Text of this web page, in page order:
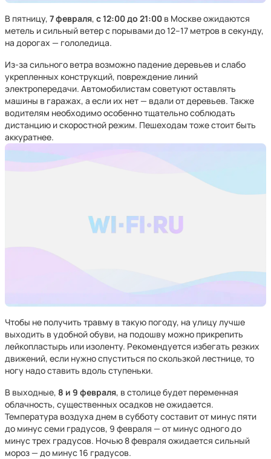
В пятницу, 7 февраля, с 12:00 до 21:00 в Москве ожидаются
метель и сильный ветер с порывами до 12–17 метров в секунду,
на дорогах — гололедица.
Из-за сильного ветра возможно падение деревьев и слабо
укрепленных конструкций, повреждение линий
электропередачи. Автомобилистам советуют оставлять
машины в гаражах, а если их нет — вдали от деревьев. Также
водителям необходимо особенно тщательно соблюдать
дистанцию и скоростной режим. Пешеходам тоже стоит быть
аккуратнее.
Чтобы не получить травму в такую погоду, на улицу лучше
выходить в удобной обуви, на подошву можно прикрепить
лейкопластырь или изоленту. Рекомендуется избегать резких
движений, если нужно спуститься по скользкой лестнице, то
ногу надо ставить вдоль ступеньки.
В выходные, 8 и 9 февраля, в столице будет переменная
облачность, существенных осадков не ожидается.
Температура воздуха днем в субботу составит от минус пяти
до минус семи градусов, 9 февраля — от минус одного до
минус трех градусов. Ночью 8 февраля ожидается сильный
мороз — до минус 16 градусов.